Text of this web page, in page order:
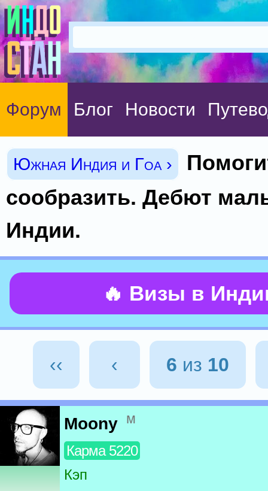
Форум Блог Новости
Южная Индия и Гоа ›
сообразить. Дебют
Индии.
🔥 Визы в
‹‹ ‹ 6 из 10
Moony м
Карма 5220
Кэп